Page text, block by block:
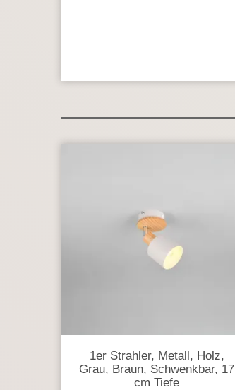
1er Strahler, Metall, Holz,
Grau, Braun, Schwenkbar, 17
cm Tiefe